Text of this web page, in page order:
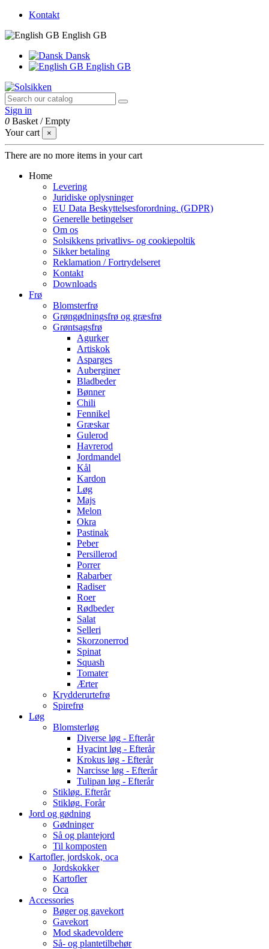
Kontakt
English GB
Dansk
English GB
Sign in
0 Basket /Empty
Your cart
×
There are no more items in your cart
Home
Levering
Juridiske oplysninger
EU Data Beskyttelsesforordning. (GDPR)
Generelle betingelser
Om os
Solsikkens privatlivs- og cookiepoltik
Sikker betaling
Reklamation / Fortrydelseret
Kontakt
Downloads
Frø
Blomsterfrø
Grøngødningsfrø og græsfrø
Grøntsagsfrø
Agurker
Artiskok
Asparges
Auberginer
Bladbeder
Bønner
Chili
Fennikel
Græskar
Gulerod
Havrerod
Jordmandel
Kål
Kardon
Løg
Majs
Melon
Okra
Pastinak
Peber
Persillerod
Porrer
Rabarber
Radiser
Roer
Rødbeder
Salat
Selleri
Skorzonerrod
Spinat
Squash
Tomater
Ærter
Krydderurtefrø
Spirefrø
Løg
Blomsterløg
Diverse løg - Efterår
Hyacint løg - Efterår
Krokus løg - Efterår
Narcisse løg - Efterår
Tulipan løg - Efterår
Stikløg. Efterår
Stikløg. Forår
Jord og gødning
Gødninger
Så og plantejord
Til komposten
Kartofler, jordskok, oca
Jordskokker
Kartofler
Oca
Accessories
Bøger og gavekort
Gavekort
Mod skadevoldere
Så- og plantetilbehør